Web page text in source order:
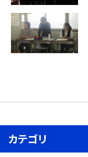
カテゴリ